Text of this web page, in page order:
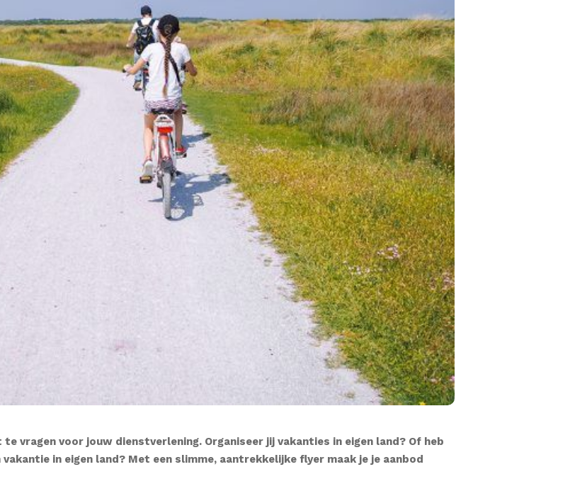
vragen voor jouw dienstverlening. Organiseer jij vakanties in eigen land? Of heb
in eigen land? Met een slimme, aantrekkelijke flyer maak je je aanbod